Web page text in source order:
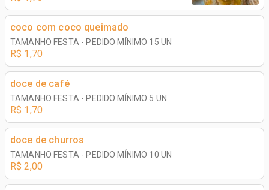
coco com coco queimado
TAMANHO FESTA - PEDIDO MÍNIMO 15 UN
R$ 1,70
doce de café
TAMANHO FESTA - PEDIDO MÍNIMO 5 UN
R$ 1,70
doce de churros
TAMANHO FESTA - PEDIDO MÍNIMO 10 UN
R$ 2,00